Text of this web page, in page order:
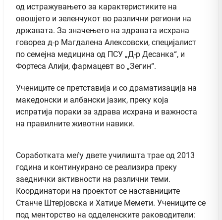
од истражувањето за карактеристиките на
овошјето и зеленчукот во различни региони на
државата. За значењето на здравата исхрана
говореа д-р Магдалена Алексовски, специјалист
по семејна медицина од ПСУ „Д-р Десанка“, и
Фортеса Алији, фармацевт во „Зегин“.
Учениците се претставија и со драматизација на
македонски и албански јазик, преку која
испратија пораки за здрава исхрана и важноста
на правилните животни навики.
Соработката меѓу двете училишта трае од 2013
година и континуирано се реализира преку
заеднички активности на различни теми.
Координатори на проектот се наставниците
Станче Штерјовска и Хатиџе Мемети. Учениците се
под менторство на одделенските раководители: